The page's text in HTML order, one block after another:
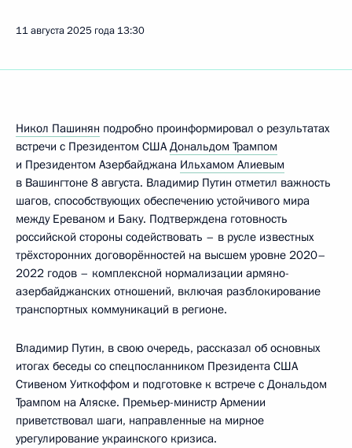
11 августа 2025 года 13:30
Никол Пашинян подробно проинформировал о результатах
встречи с Президентом СШАДональдом Трампом
и Президентом Азербайджана Ильхамом Алиевым
в Вашингтоне 8 августа. Владимир Путин отметил важность
шагов, способствующих обеспечению устойчивого мира
между Ереваном и Баку. Подтверждена готовность
российской стороны содействовать – в русле известных
трёхсторонних договорённостей на высшем уровне 2020–
2022 годов – комплексной нормализации армяно-
азербайджанских отношений, включая разблокирование
транспортных коммуникаций в регионе.
Владимир Путин, в свою очередь, рассказал об основных
итогах беседы со спецпосланником Президента США
Стивеном Уиткоффом и подготовке к встрече с Дональдом
Трампом на Аляске. Премьер-министр Армении
приветствовал шаги, направленные на мирное
урегулирование украинского кризиса.